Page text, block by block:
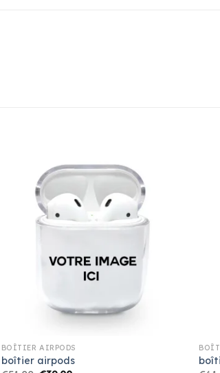
BOÎTIER AIRPODS
boîtier airpods